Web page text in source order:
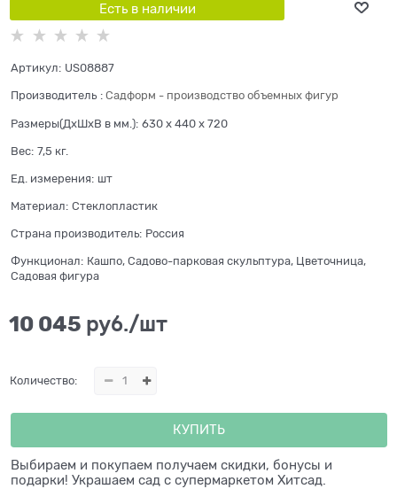
Есть в наличии
Артикул: US08887
Производитель : Садформ - производство объемных фигур
Размеры(ДхШхВ в мм.): 630 x 440 x 720
Вес: 7,5 кг.
Ед. измерения: шт
Материал: Стеклопластик
Страна производитель: Россия
Функционал: Кашпо, Садово-парковая скульптура, Цветочница,
Садовая фигура
10 045 руб./шт
Количество:
КУПИТЬ
Выбираем и покупаем получаем скидки, бонусы и
подарки! Украшаем сад с супермаркетом Хитсад.